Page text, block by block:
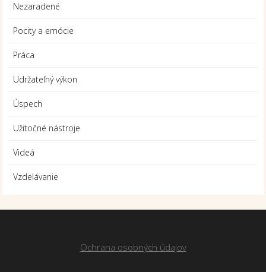
Nezaradené
Pocity a emócie
Práca
Udržateľný výkon
Úspech
Užitočné nástroje
Videá
Vzdelávanie
Ochrana osobných údajov